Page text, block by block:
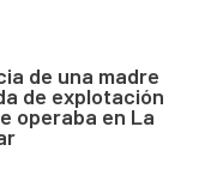
de una madre
de explotación
operaba en La